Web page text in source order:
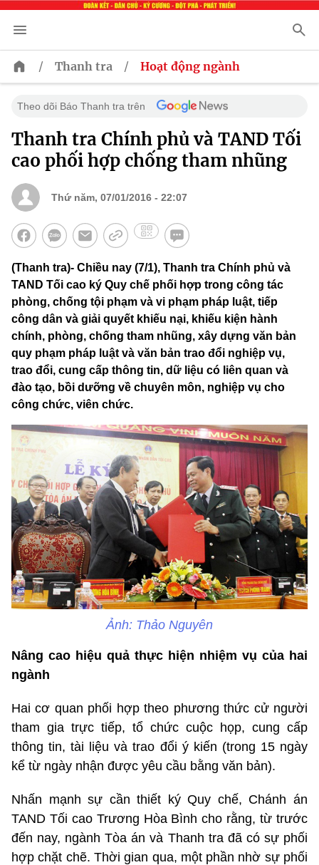
/ Thanh tra / Hoạt động ngành
Theo dõi Báo Thanh tra trên
Thanh tra Chính phủ và TAND Tối
cao phối hợp chống tham nhũng
Thứ năm, 07/01/2016 - 22:07
(Thanh tra)- Chiều nay (7/1), Thanh tra Chính phủ và
TAND Tối cao ký Quy chế phối hợp trong công tác
phòng, chống tội phạm và vi phạm pháp luật, tiếp
công dân và giải quyết khiếu nại, khiếu kiện hành
chính, phòng, chống tham nhũng, xây dựng văn bản
quy phạm pháp luật và văn bản trao đổi nghiệp vụ,
trao đổi, cung cấp thông tin, dữ liệu có liên quan và
đào tạo, bồi dưỡng về chuyên môn, nghiệp vụ cho
công chức, viên chức.
Ảnh: Thảo Nguyên
Nâng cao hiệu quả thực hiện nhiệm vụ của hai
ngành
Hai cơ quan phối hợp theo phương thức cử người
tham gia trực tiếp, tổ chức cuộc họp, cung cấp
thông tin, tài liệu và trao đổi ý kiến (trong 15 ngày
kể từ ngày nhận được yêu cầu bằng văn bản).
Nhấn mạnh sự cần thiết ký Quy chế, Chánh án
TAND Tối cao Trương Hòa Bình cho rằng, từ trước
đến nay, ngành Tòa án và Thanh tra đã có sự phối
hợp chặt chẽ. Thời gian qua, một phần nhờ sự phối